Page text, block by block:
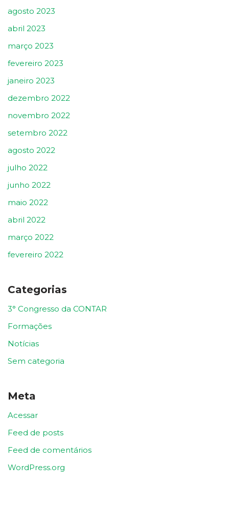
agosto 2023
abril 2023
março 2023
fevereiro 2023
janeiro 2023
dezembro 2022
novembro 2022
setembro 2022
agosto 2022
julho 2022
junho 2022
maio 2022
abril 2022
março 2022
fevereiro 2022
Categorias
3° Congresso da CONTAR
Formações
Notícias
Sem categoria
Meta
Acessar
Feed de posts
Feed de comentários
WordPress.org